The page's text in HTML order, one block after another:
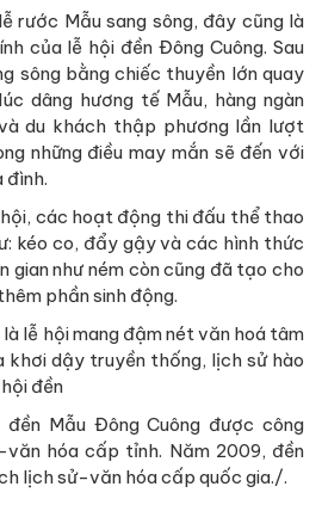
rước Mẫu sang sông, đây cũng là
của lễ hội đền Đông Cuông. Sau
sông bằng chiếc thuyền lớn quay
dâng hương tế Mẫu, hàng ngàn
du khách thập phương lần lượt
những điều may mắn sẽ đến với
đình.
các hoạt động thi đấu thể thao
kéo co, đẩy gậy và các hình thức
gian như ném còn cũng đã tạo cho
phần sinh động.
lễ hội mang đậm nét văn hoá tâm
khơi dậy truyền thống, lịch sử hào
đền
Mẫu Đông Cuông được công
hóa cấp tỉnh. Năm 2009, đền
lịch sử-văn hóa cấp quốc gia./.